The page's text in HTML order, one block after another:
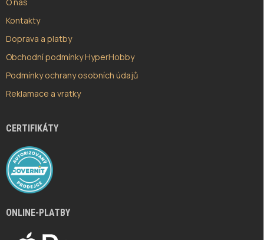
O nás
Kontakty
Doprava a platby
Obchodní podmínky HyperHobby
Podmínky ochrany osobních údajů
Reklamace a vratky
CERTIFIKÁTY
ONLINE-PLATBY